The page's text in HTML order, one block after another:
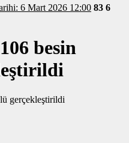
Tarihi: 6 Mart 2026 12:00 83 6
besin